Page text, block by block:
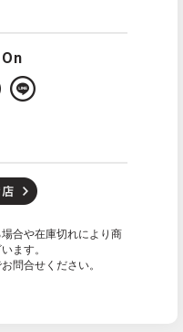
合や在庫切れにより商
ます。
問合せください。